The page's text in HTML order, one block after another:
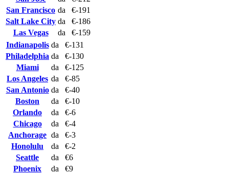
San Francisco da
€-191
Salt Lake City da
€-186
Las Vegas
da
€-159
Indianapolis da
€-131
Philadelphia da
€-130
Miami
da
€-125
Los Angeles da
€-85
San Antonio da
€-40
Boston
da
€-10
Orlando
da
€-6
Chicago
da
€-4
Anchorage da
€-3
Honolulu
da
€-2
Seattle
da
€6
Phoenix
da
€9